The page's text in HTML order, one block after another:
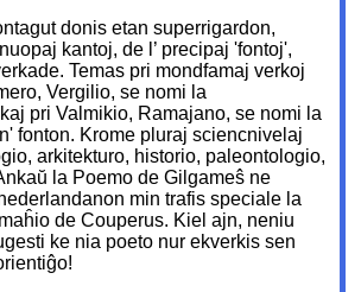
donis etan superrigardon,
kantoj, de l’ precipaj 'fontoj',
Temas pri mondfamaj verkoj
Vergilio, se nomi la
pri Valmikio, Ramajano, se nomi la
fonton. Krome pluraj sciencnivelaj
arkitekturo, historio, paleontologio,
la Poemo de Gilgameŝ ne
min trafis speciale la
de Couperus. Kiel ajn, neniu
ke nia poeto nur ekverkis sen